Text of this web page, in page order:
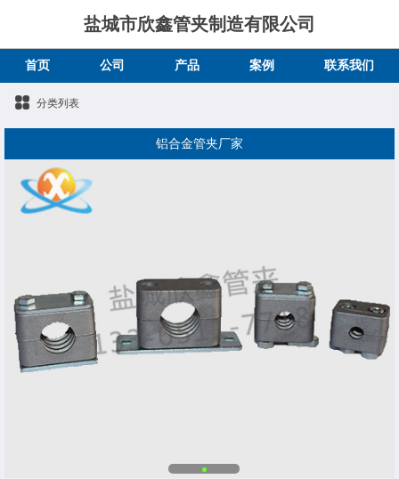
盐城市欣鑫管夹制造有限公司
首页 公司 产品 案例 联系我们
分类列表
铝合金管夹厂家